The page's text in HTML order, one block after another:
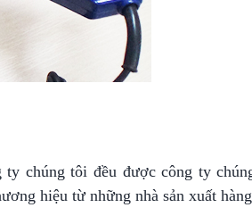
chúng tôi đều được công ty
hiệu từ những nhà sản xuất